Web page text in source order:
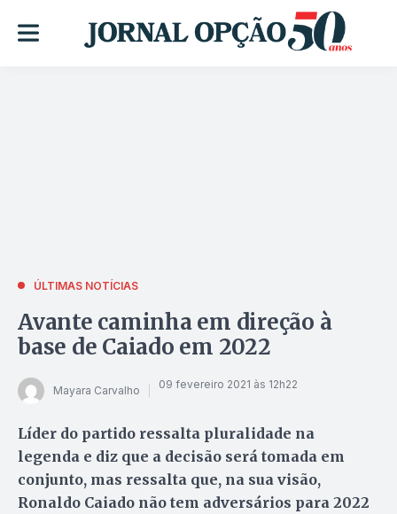
ÚLTIMAS NOTÍCIAS
Avante caminha em direção à
base de Caiado em 2022
Mayara Carvalho 09 fevereiro 2021 às 12h22
Líder do partido ressalta pluralidade na
legenda e diz que a decisão será tomada em
conjunto, mas ressalta que, na sua visão,
Ronaldo Caiado não tem adversários para 2022